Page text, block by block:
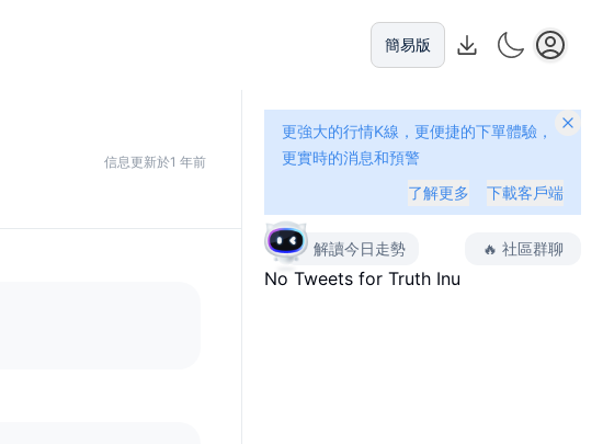
簡易版
信息更新於1 年前
更強大的行情K線，更便捷的下單體驗，
更實時的消息和預警
了解更多
下載客戶端
解讀今日走勢 🔥 社區群聊
No Tweets for Truth Inu